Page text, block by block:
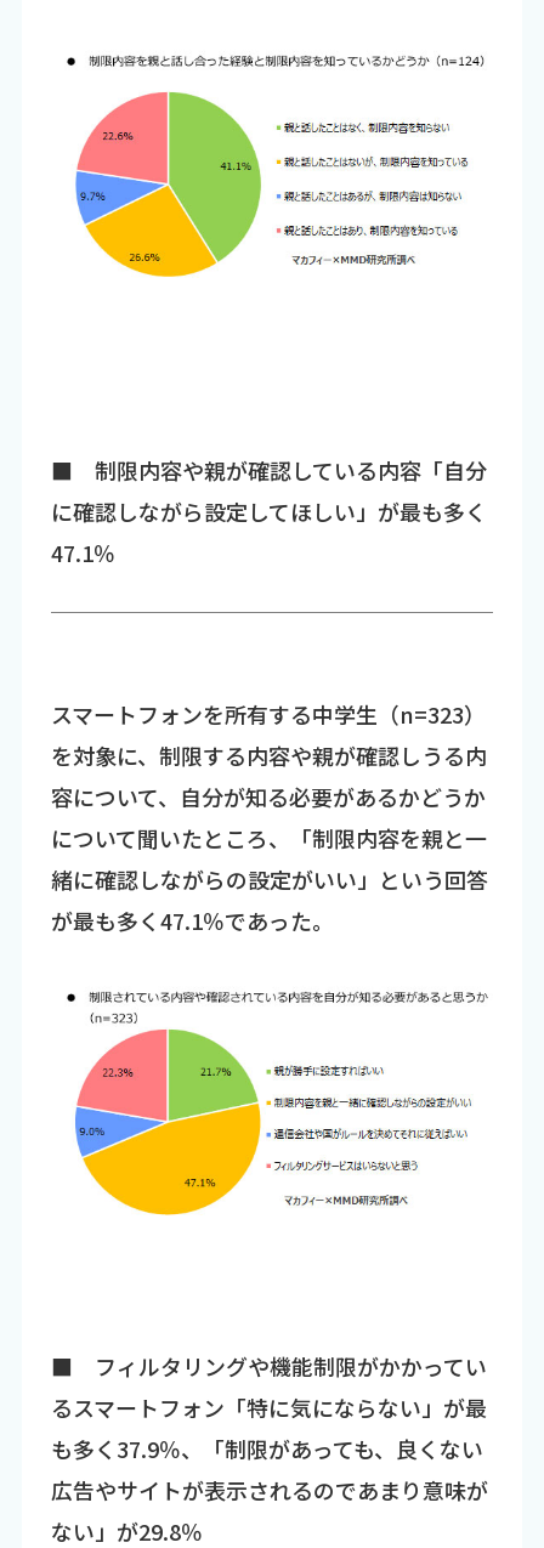
■ 制限内容や親が確認している内容「自分
に確認しながら設定してほしい」が最も多く
47.1％
スマートフォンを所有する中学生（n=323）
を対象に、制限する内容や親が確認しうる内
容について、自分が知る必要があるかどうか
について聞いたところ、「制限内容を親と一
緒に確認しながらの設定がいい」という回答
が最も多く47.1％であった。
■ フィルタリングや機能制限がかかってい
るスマートフォン「特に気にならない」が最
も多く37.9％、「制限があっても、良くない
広告やサイトが表示されるのであまり意味が
ない」が29.8％